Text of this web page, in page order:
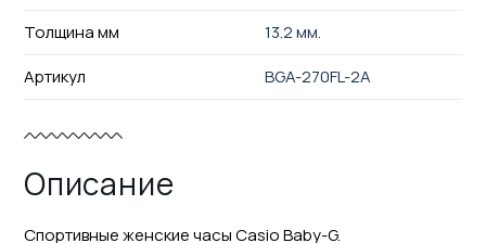
Толщина мм
13.2 мм.
Артикул
BGA-270FL-2A
Описание
Спортивные женские часы Casio Baby-G.